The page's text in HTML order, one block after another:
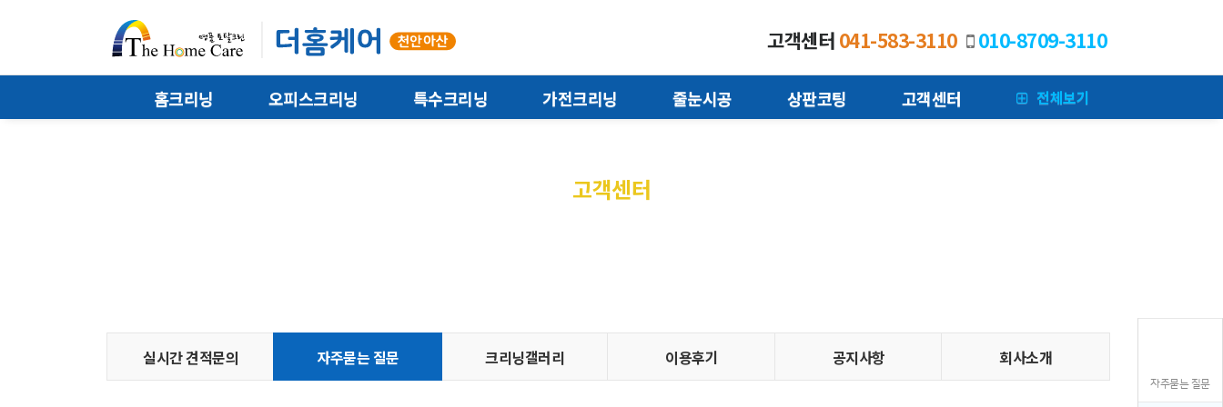
고객센터 041-583-3110 010-8709-3110
홈크리닝 오피스크리닝 특수크리닝 가전크리닝 줄눈시공 상판코팅 고객센터 전체보기
고객센터
실시간 견적문의 자주묻는 질문 크리닝갤러리 이용후기 공지사항 회사소개
자주묻는 질문